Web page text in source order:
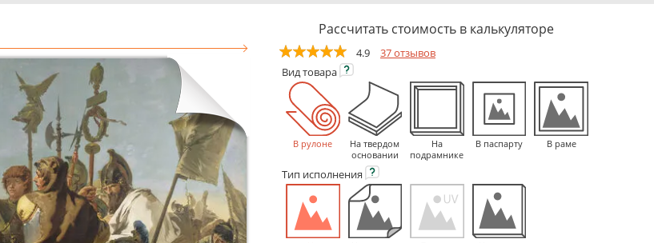
Рассчитать стоимость в калькуляторе
4.9
37 отзывов
Видтовара
В рулоне
На твердом
основании
На
подрамнике
В паспарту В раме
Тип исполнения